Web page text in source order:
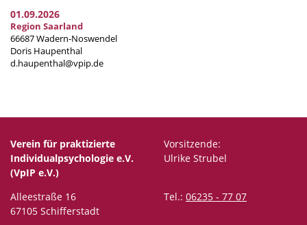
01.09.2026
Region Saarland
66687 Wadern-Noswendel
Doris Haupenthal
d.haupenthal@vpip.de
Verein für praktizierte
Individualpsychologie e.V.
(VpIP e.V.)
Vorsitzende:
Ulrike Strubel
Alleestraße 16
67105 Schifferstadt
Tel.: 06235 - 77 07